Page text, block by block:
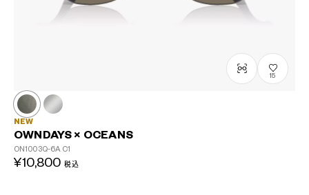
15
NEW
OWNDAYS × OCEANS
ON1003Q-6A C1
¥10,800 税込